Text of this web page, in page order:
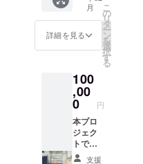
寄付金
の「領
を2021
年3月以
取りた
い方が
いらっ
しゃい
ました
ら、備
考欄に
その旨
す。
※①202
0年中に
ご支援
いただ
年1～12
月分の
活動報
告書の
受け取
りをご
希望さ
れる
発送い
たしま
す。
支援金
の入金
が2021
年2月頃
となり
ますた
め、リ
ターン
す。 ご
支援者
情報を
が育英
会に提
供のう
え、あ
しなが
育英会
より
「年間
したり
親に障
がいが
ある家
庭の学
の奨学
金とし
て、全
額を一
般財団
法人あ
しなが
育英会
月
詳細を見る
こ
の
リ
タ
ー
ン
を
選
択
す
る
100
,00
0 円
本プロ
ジェク
トでい
ただき
支援